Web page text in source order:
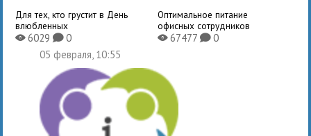
Для тех, кто грустит в День
влюбленных
X6029K0
Оптимальное питание
офисных сотрудников
X67477 K0
05 февраля, 10:55